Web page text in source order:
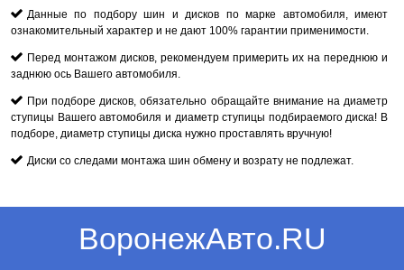
Данные по подбору шин и дисков по марке автомобиля, имеют
ознакомительный характер и не дают 100% гарантии применимости.
Перед монтажом дисков, рекомендуем примерить их на переднюю и
заднюю ось Вашего автомобиля.
При подборе дисков, обязательно обращайте внимание на диаметр
ступицы Вашего автомобиля и диаметр ступицы подбираемого диска! В
подборе, диаметр ступицы диска нужно проставлять вручную!
Диски со следами монтажа шин обмену и возрату не подлежат.
ВоронежАвто.RU